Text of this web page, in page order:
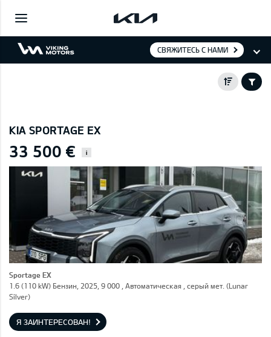
СВЯЖИТЕСЬ С НАМИ
KIA SPORTAGE EX
33 500 € i
Sportage EX
1.6 (110 kW) Бензин, 2025, 9 000 , Автоматическая , серый мет. (Lunar
Silver)
Я ЗАИНТЕРЕСОВАН!